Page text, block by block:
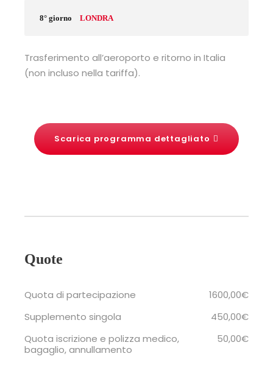
8° giorno LONDRA
Trasferimento all’aeroporto e ritorno in Italia
(non incluso nella tariffa).
Scarica programma dettagliato
Quote
Quota di partecipazione
1600,00€
Supplemento singola
450,00€
Quota iscrizione e polizza medico,
bagaglio, annullamento
50,00€